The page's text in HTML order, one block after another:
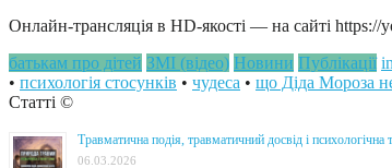
Онлайн-трансляція в HD-якості — на сайті
батькам про дітей ЗМІ (відео) Новини Публікації
• психологія стосунків • чудеса • що Діда Мороза
Статті ©
Травматична подія, травматичний досвід і психологічна
06.03.2026